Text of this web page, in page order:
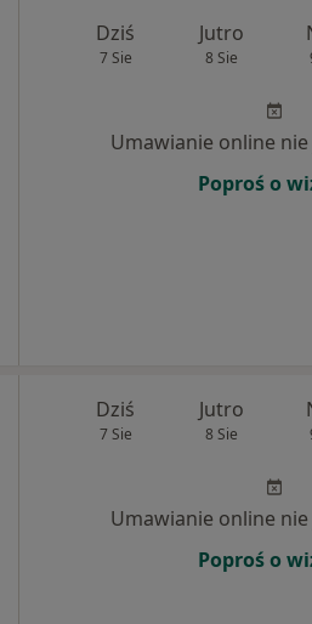
Dziś
7 Sie
Jutro
8 Sie
Umawianie online
Poproś o
Dziś
7 Sie
Jutro
8 Sie
Umawianie online
Poproś o